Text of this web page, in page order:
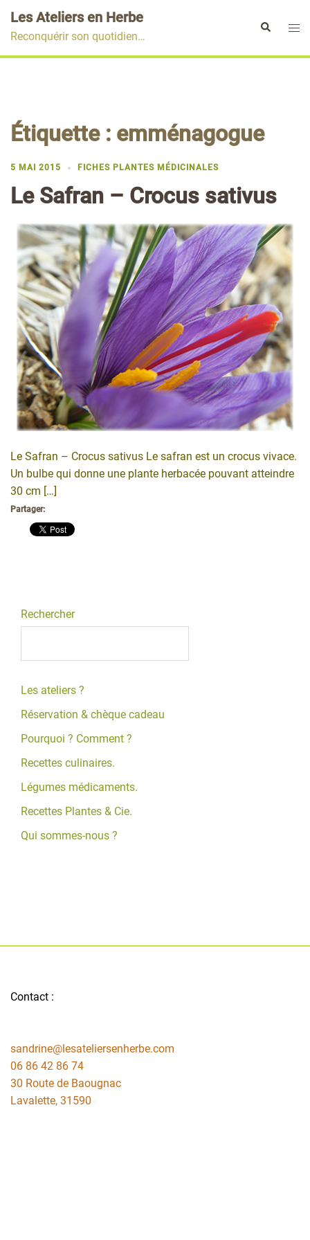
au
contenu
Les Ateliers en Herbe
Reconquérir son quotidien…
Rechercher
Étiquette : emménagogue
5 MAI 2015 FICHES PLANTES MÉDICINALES
Le Safran – Crocus sativus
Le Safran – Crocus sativus Le safran est un crocus vivace.
Un bulbe qui donne une plante herbacée pouvant atteindre
30 cm […]
Partager:
Rechercher
Les ateliers ?
Réservation & chèque cadeau
Pourquoi ? Comment ?
Recettes culinaires.
Légumes médicaments.
Recettes Plantes & Cie.
Qui sommes-nous ?
Contact :
sandrine@lesateliersenherbe.com
06 86 42 86 74
30 Route de Baougnac
Lavalette, 31590